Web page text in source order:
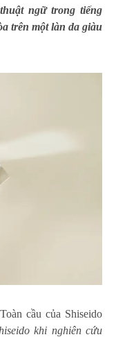
ngữ trong tiếng
trên một làn da giàu
cầu của Shiseido
khi nghiên cứu